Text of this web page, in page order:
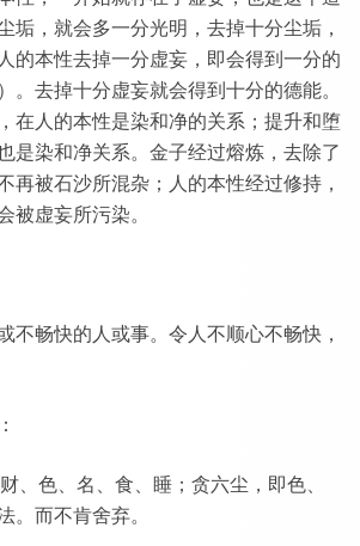
垢，就会多一分光明，去掉十分尘垢，
的本性去掉一分虚妄，即会得到一分的
。去掉十分虚妄就会得到十分的德能。
在人的本性是染和净的关系；提升和堕
是染和净关系。金子经过熔炼，去除了
再被石沙所混杂；人的本性经过修持，
被虚妄所污染。
不畅快的人或事。令人不顺心不畅快，
、色、名、食、睡；贪六尘，即色、
。而不肯舍弃。